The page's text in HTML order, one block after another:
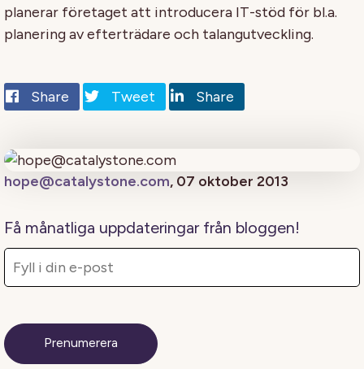
planerar företaget att introducera IT-stöd för bl.a.
planering av efterträdare och talangutveckling.
Share Tweet Share
hope@catalystone.com, 07 oktober 2013
Få månatliga uppdateringar från bloggen!